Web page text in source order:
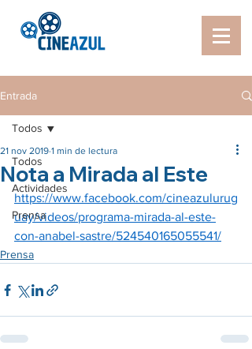
Entrada
Todos
Actividades
Prensa
Todos
Nota a Mirada al Este
21 nov 2019 1 min de lectura
https://www.facebook.com/cineazulurug
uay/videos/programa-mirada-al-este-
con-anabel-sastre/524540165055541/
Prensa